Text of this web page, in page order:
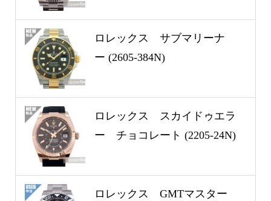
ロレックス サブマリーナ
ー (2605-384N)
ロレックス スカイドゥエラ
ー チョコレート (2205-24N)
ロレックス GMTマスター